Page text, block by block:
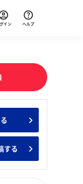
ターン人気企業ランキ
ト一覧
イン ヘルプ
する